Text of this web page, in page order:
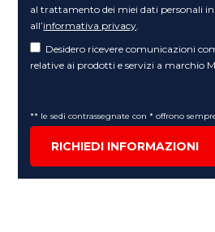
al trattamento dei miei dati personali
all’informativa privacy
Desidero ricevere comunicazioni
relative ai prodotti e servizi a marchio
** le sedi contrassegnate con * offrono
RICHIEDI INFORMAZIONI